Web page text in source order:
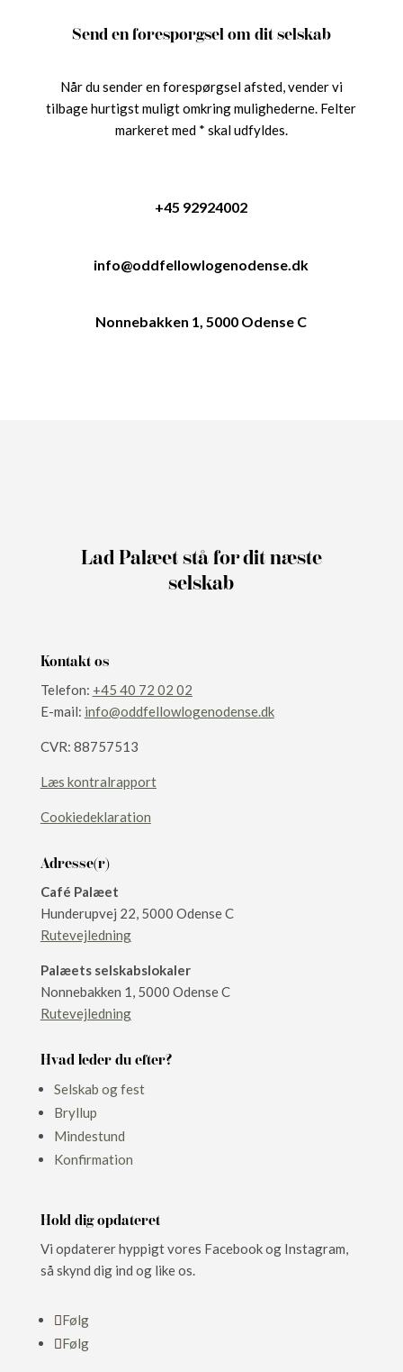
Send en forespørgsel om dit selskab
​Når du sender en forespørgsel afsted, vender vi
tilbage hurtigst muligt omkring mulighederne.​​​ Felter
markeret med * skal udfyldes.
+45 92924002
info@oddfellowlogenodense.dk
Nonnebakken 1, 5000 Odense C
Lad Palæet stå for dit næste
selskab
Kontakt os
​Telefon: +45 40 72 02 02
E-mail: info@oddfellowlogenodense.dk
CVR: 88757513​​​
Læs kontralrapport
Cookiedeklaration
Adresse(r)
Café Palæet
Hunderupvej 22,​ 5000 Odense C
Rutevejledning
Palæets selskabslokaler
Nonnebakken 1, 5000 Odense C
Rutevejledning
Hvad leder du efter?
Selskab og fest
Bryllup
Mindestund
Konfirmation
Hold dig opdateret
Vi opdaterer hyppigt vores Facebook og Instagram,
så skynd dig ind og like os.
Følg
Følg